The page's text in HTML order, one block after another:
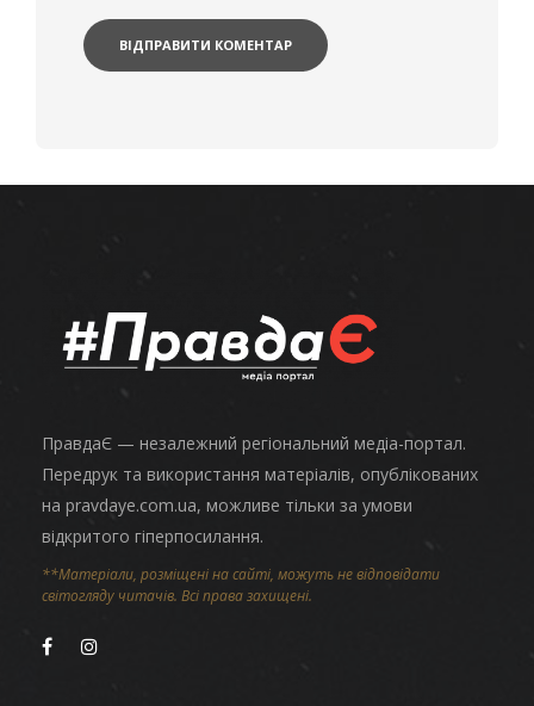
ПравдаЄ — незалежний регіональний медіа-портал.
Передрук та використання матеріалів, опублікованих
на pravdaye.com.ua, можливе тільки за умови
відкритого гіперпосилання.
**Матеріали, розміщені на сайті, можуть не відповідати
світогляду читачів. Всі права захищені.